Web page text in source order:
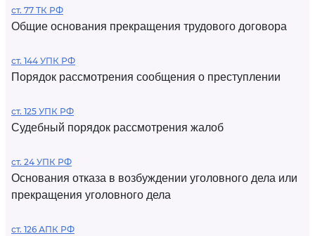
ст. 77 ТК РФ
Общие основания прекращения трудового договора
ст. 144 УПК РФ
Порядок рассмотрения сообщения о преступлении
ст. 125 УПК РФ
Судебный порядок рассмотрения жалоб
ст. 24 УПК РФ
Основания отказа в возбуждении уголовного дела или
прекращения уголовного дела
ст. 126 АПК РФ